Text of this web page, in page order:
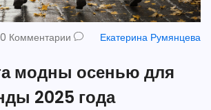
0 Комментарии Екатерина Румянцева
модны осенью для
2025 года